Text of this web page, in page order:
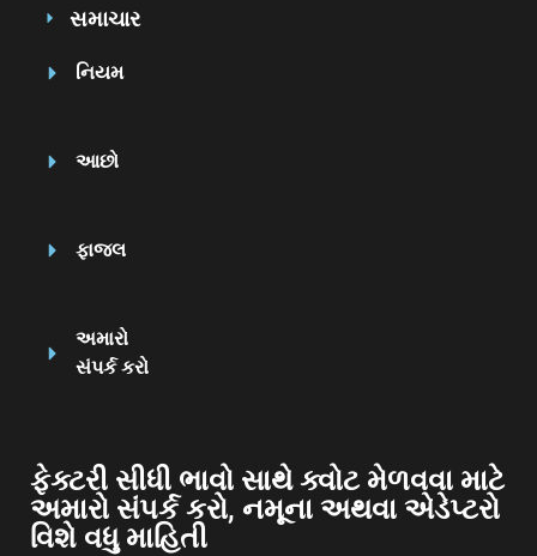
સમાચાર
નિયમ
આછો
ફાજલ
અમારો
સંપર્ક કરો
ફેક્ટરી સીધી ભાવો સાથે ક્વોટ મેળવવા માટે
અમારો સંપર્ક કરો, નમૂના અથવા એડેપ્ટરો
વિશે વધુ માહિતી